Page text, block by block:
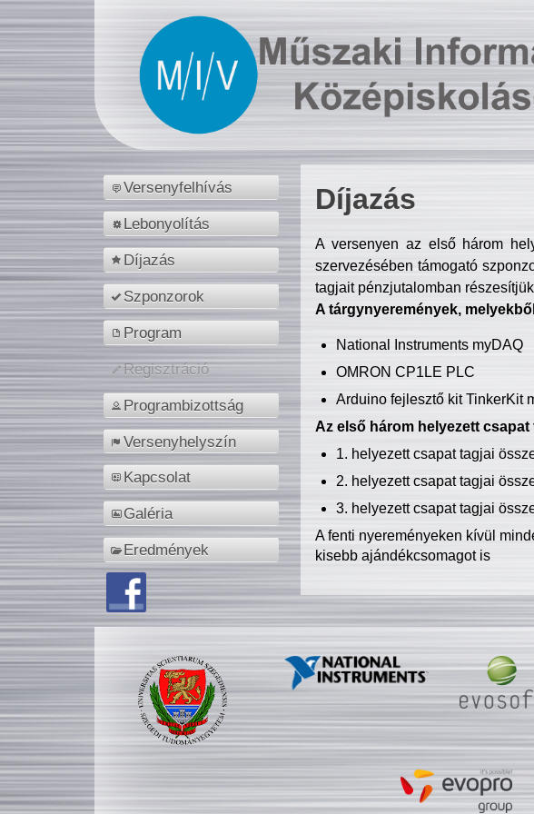
Versenyfelhívás
Lebonyolítás
Díjazás
Szponzorok
Program
Regisztráció
Programbizottság
Versenyhelyszín
Kapcsolat
Galéria
Eredmények
Díjazás
A versenyen az első három
szervezésében támogató
tagjait pénzjutalomban
A tárgynyeremények,
National Instruments myDAQ
OMRON CP1LE PLC
Arduino fejlesztő kit TinkerKit
Az első három helyezett
1. helyezett csapat tagjai
2. helyezett csapat tagjai
3. helyezett csapat tagjai
A fenti nyereményeken kívül
kisebb ajándékcsomagot is